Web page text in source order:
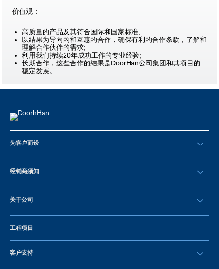
价值观：
高质量的产品及其符合国际和国家标准;
以结果为导向的和互惠的合作，确保有利的合作条款，了解和
理解合作伙伴的需求;
利用我们持续20年成功工作的专业经验;
长期合作，这些合作的结果是DoorHan公司集团和其项目的
稳定发展。
为客户而设
请求回拨
经销商须知
成为经销商
Sign in
关于公司
公司的历史
Vacancies and personnel policy
新闻
工程项目
客户支持